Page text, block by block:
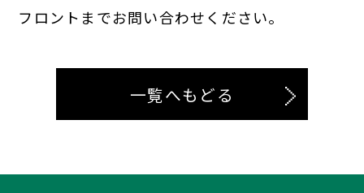
フロントまでお問い合わせください。
一覧へもどる